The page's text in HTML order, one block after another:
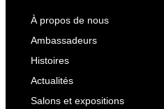
À propos de nous
Ambassadeurs
Histoires
Actualités
Salons et expositions